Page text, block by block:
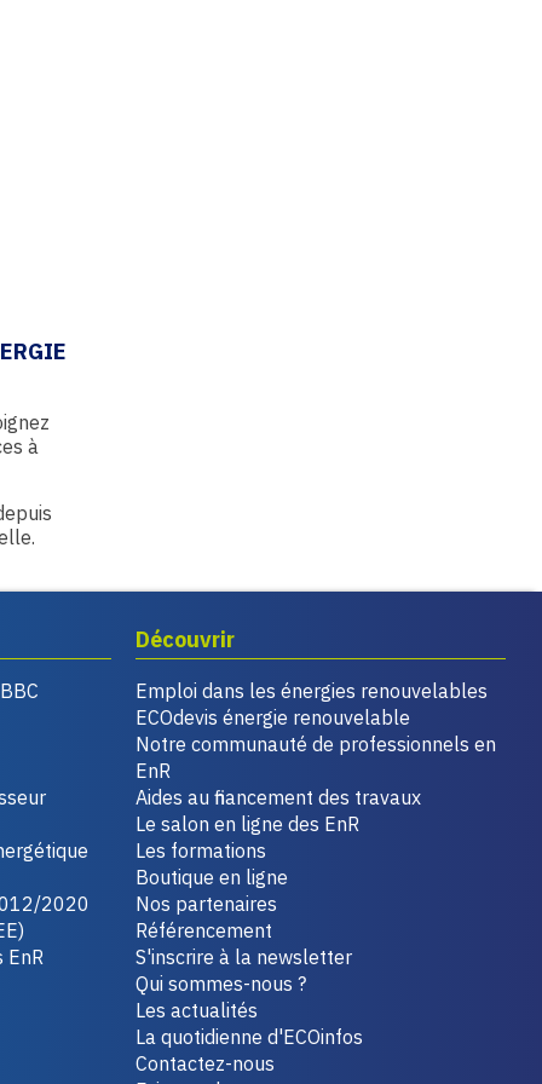
à
2020
EnR
Découvrir
Emploi dans les énergies renouvelables
ECOdevis énergie renouvelable
Notre communauté de professionnels en
EnR
Aides au financement des travaux
Le salon en ligne des EnR
Les formations
Boutique en ligne
Nos partenaires
Référencement
S'inscrire à la newsletter
Qui sommes-nous ?
Les actualités
La quotidienne d'ECOinfos
Contactez-nous